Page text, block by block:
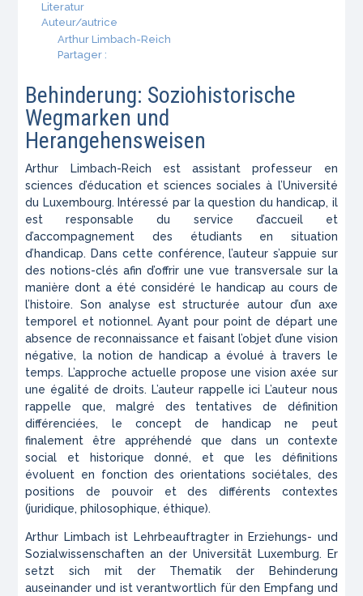
Literatur
Auteur/autrice
Arthur Limbach-Reich
Partager :
Behinderung: Soziohistorische
Wegmarken und
Herangehensweisen
Arthur Limbach-Reich est assistant professeur en
sciences d’éducation et sciences sociales à l’Université
du Luxembourg. Intéressé par la question du handicap, il
est responsable du service d’accueil et
d’accompagnement des étudiants en situation
d’handicap. Dans cette conférence, l’auteur s’appuie sur
des notions-clés afin d’offrir une vue transversale sur la
manière dont a été considéré le handicap au cours de
l’histoire. Son analyse est structurée autour d’un axe
temporel et notionnel. Ayant pour point de départ une
absence de reconnaissance et faisant l’objet d’une vision
négative, la notion de handicap a évolué à travers le
temps. L’approche actuelle propose une vision axée sur
une égalité de droits. L’auteur rappelle ici L’auteur nous
rappelle que, malgré des tentatives de définition
différenciées, le concept de handicap ne peut
finalement être appréhendé que dans un contexte
social et historique donné, et que les définitions
évoluent en fonction des orientations sociétales, des
positions de pouvoir et des différents contextes
(juridique, philosophique, éthique).
Arthur Limbach ist Lehrbeauftragter in Erziehungs- und
Sozialwissenschaften an der Universität Luxemburg.
Er
setzt sich mit der Thematik der Behinderung
auseinander und ist verantwortlich für den Empfang und